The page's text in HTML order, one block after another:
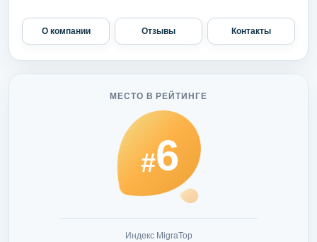
О компании Отзывы Контакты
МЕСТО В РЕЙТИНГЕ
#6
Индекс MigraTop